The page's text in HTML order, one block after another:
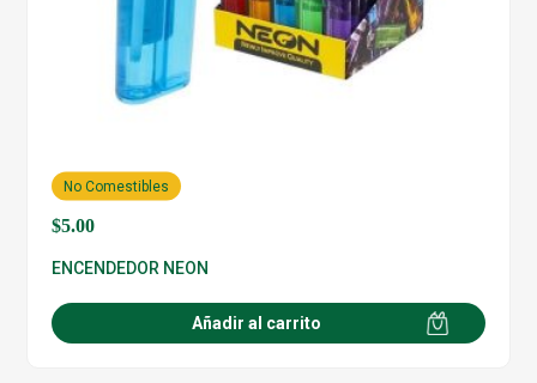
$5.00
No Comestibles
ENCENDEDOR NEON
Añadir al carrito